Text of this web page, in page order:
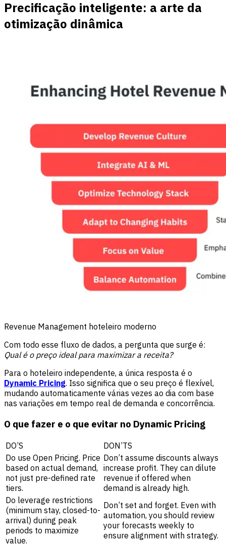
Precificação inteligente: a arte da
otimização dinâmica
Revenue Management hoteleiro moderno
Com todo esse fluxo de dados, a pergunta que surge é:
Qual é o preço ideal para maximizar a receita?
Para o hoteleiro independente, a única resposta é o
Dynamic Pricing. Isso significa que o seu preço é flexível,
mudando automaticamente várias vezes ao dia com base
nas variações em tempo real de demanda e concorrência.
O que fazer e o que evitar no Dynamic Pricing
DO’S
DON’TS
Do use Open Pricing. Price
based on actual demand,
not just pre-defined rate
tiers.
Don’t assume discounts always
increase profit. They can dilute
revenue if offered when
demand is already high.
Do leverage restrictions
(minimum stay, closed-to-
arrival) during peak
periods to maximize
value.
Don’t set and forget. Even with
automation, you should review
your forecasts weekly to
ensure alignment with strategy.